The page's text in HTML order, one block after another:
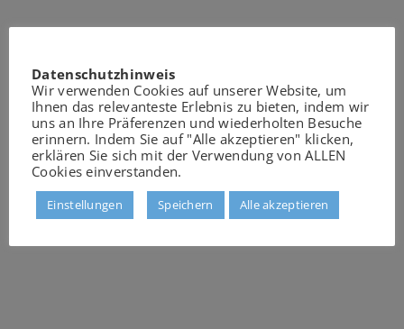
Datenschutzhinweis
Wir verwenden Cookies auf unserer Website, um
Ihnen das relevanteste Erlebnis zu bieten, indem wir
uns an Ihre Präferenzen und wiederholten Besuche
erinnern. Indem Sie auf "Alle akzeptieren" klicken,
erklären Sie sich mit der Verwendung von ALLEN
Cookies einverstanden.
Einstellungen Speichern Alle akzeptieren